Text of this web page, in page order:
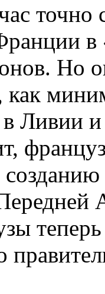
точно
Но
как
Ливии